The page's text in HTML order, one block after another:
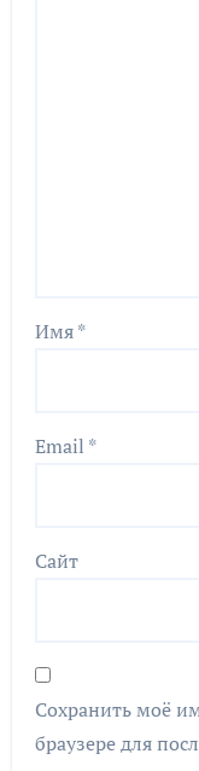
Имя*
Email *
Сайт
Сохранить моё
браузере для